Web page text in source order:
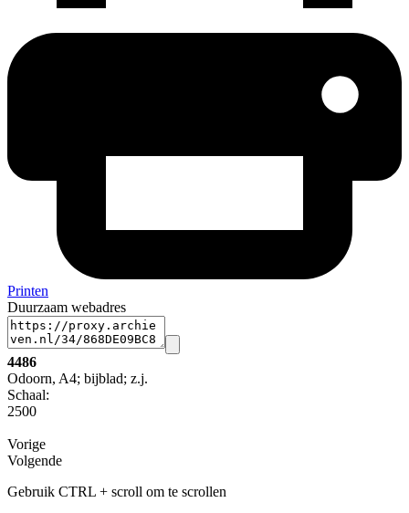
Printen
Duurzaam webadres
4486
Odoorn, A4; bijblad; z.j.
Schaal:
2500
Vorige
Volgende
Gebruik CTRL + scroll om te scrollen